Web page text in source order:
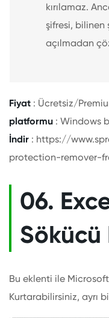
kırılamaz.
şifresi, bilinen
açılmadan
Fiyat : Ücretsiz/
platformu : Windows
İndir : https://
protection-remover-
06.
Bu eklenti ile Microsoft
Kurtarabilirsiniz, ayrı